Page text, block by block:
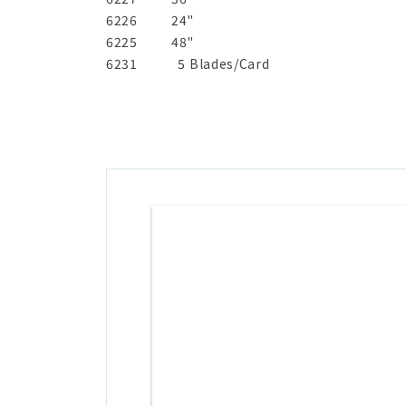
6226
24"
6225
48"
6231
5 Blades/Card